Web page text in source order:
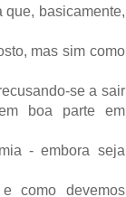
que, basicamente,
mas sim como
se a sair
boa parte em
- embora seja
como devemos